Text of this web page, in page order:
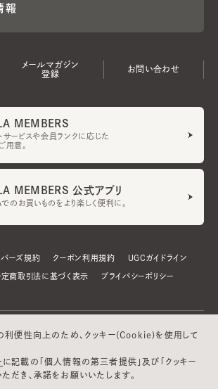
報
メールマガジン
登録
お問い合わせ
MEMBERS
サービスや会員ランクに応じた
用意。
MEMBERS 公式アプリ
のお買いものをより楽しく便利に。
バーズ規約 クーポン利用規約 UGCガイドライン
商取引法に基づく表示 プライバシーポリシー
利便性向上のため、クッキー(Cookie)を使用して
に記載の「個人情報の第三者提供」及び「クッキー
だき、承諾をお願いいたします。